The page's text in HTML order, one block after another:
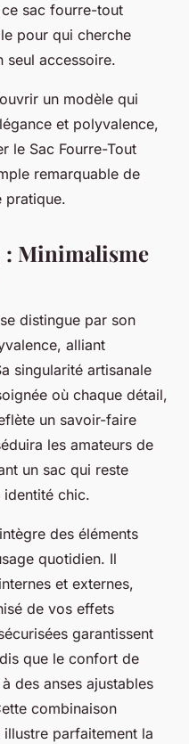
sac fourre-tout
pour qui cherche
seul accessoire.
un modèle qui
et polyvalence,
le Sac Fourre-Tout
remarquable de
pratique.
: Minimalisme
distingue par son
alliant
singularité artisanale
où chaque détail,
un savoir-faire
les amateurs de
un sac qui reste
chic.
des éléments
quotidien. Il
et externes,
de vos effets
garantissent
que le confort de
des anses ajustables
combinaison
parfaitement la